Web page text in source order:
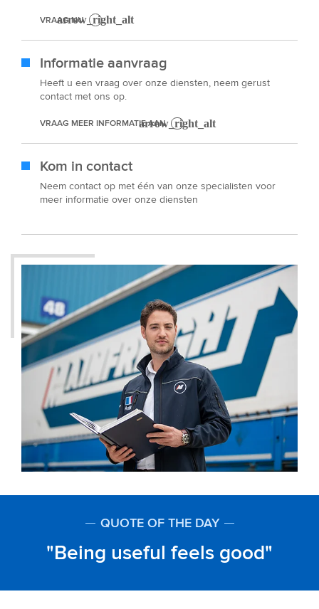
VRAAG NU
Informatie aanvraag
Heeft u een vraag over onze diensten, neem gerust
contact met ons op.
VRAAG MEER INFORMATIE AAN
Kom in contact
Neem contact op met één van onze specialisten voor
meer informatie over onze diensten
QUOTE OF THE DAY
Being useful feels good